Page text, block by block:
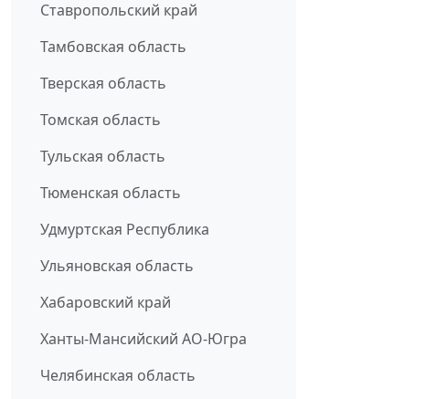
Ставропольский край
Тамбовская область
Тверская область
Томская область
Тульская область
Тюменская область
Удмуртская Республика
Ульяновская область
Хабаровский край
Ханты-Мансийский АО-Югра
Челябинская область